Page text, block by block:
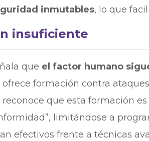
inmutables, lo que
insuficiente
que el factor humano
ofrece formación contra
reconoce que esta formación
limitándose a
efectivos frente a técnicas